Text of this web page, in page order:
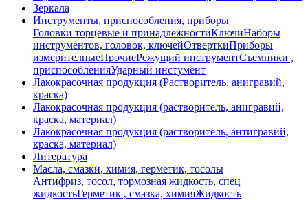
Зеркала
Инструменты, приспособления, приборы
Головки торцевые и принадлежностиКлючиНаборы
инструментов, головок, ключейОтверткиПриборы
измерителныеПрочиеРежущий инструментСъемники ,
приспособленияУдарный инстумент
Лакокрасочная продукция (Растворитель, анигравий,
краска)
Лакокрасочная продукция (растворитель, анигравий,
краска, материал)
Лакокрасочная продукция (растворитель, антигравий,
краска, материал)
Литература
Масла, смазки, химия, герметик, тосолы
Антифриз, тосол, тормозная жидкость, спец
жидкостьГерметик , смазка, химияЖидкость